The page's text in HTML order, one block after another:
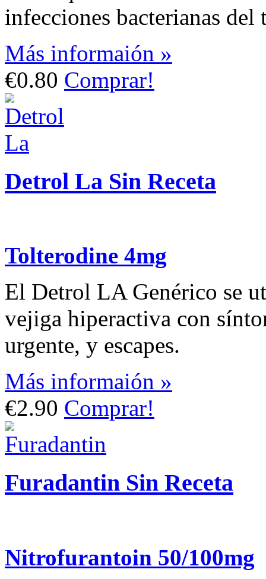
infecciones bacterianas
Más informaión »
€0.80 Comprar!
Detrol La Sin Receta
Tolterodine 4mg
El Detrol LA Genérico se
vejiga hiperactiva con
urgente, y escapes.
Más informaión »
€2.90 Comprar!
Furadantin Sin Receta
Nitrofurantoin 50/100mg